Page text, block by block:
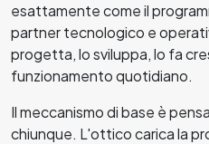
esattamente come il
partner tecnologico e
progetta, lo sviluppa, lo fa
funzionamento quotidiano.
Il meccanismo di base è
chiunque. L'ottico carica la